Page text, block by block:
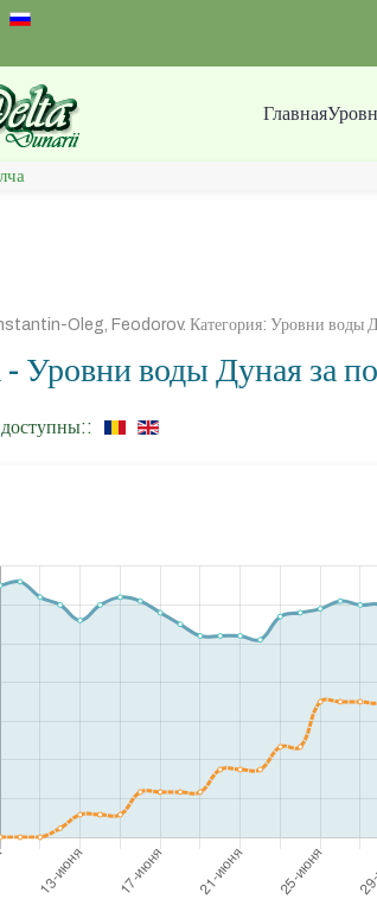
language
Главная
Oleg, Feodorov. Категория: Уровни воды
- Уровни воды Дуная за